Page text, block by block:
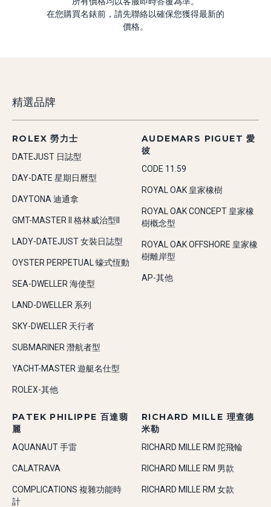
在您購買名錶前，請先聯絡以確保您獲得最新的
價格。
精選品牌
ROLEX 勞力士
DATEJUST 日誌型
DAY-DATE 星期日曆型
DAYTONA 迪通拿
GMT-MASTER II 格林威治型II
LADY-DATEJUST 女裝日誌型
OYSTER PERPETUAL 蠔式恆動
SEA-DWELLER 海使型
LAND-DWELLER 系列
SKY-DWELLER 天行者
SUBMARINER 潛航者型
YACHT-MASTER 遊艇名仕型
ROLEX-其他
AUDEMARS PIGUET 愛
彼
CODE 11.59
ROYAL OAK 皇家橡樹
ROYAL OAK CONCEPT 皇家橡
樹概念型
ROYAL OAK OFFSHORE 皇家橡
樹離岸型
AP-其他
PATEK PHILIPPE 百達翡
麗
AQUANAUT 手雷
CALATRAVA
COMPLICATIONS 複雜功能時
計
RICHARD MILLE 理查德
米勒
RICHARD MILLE RM 陀飛輪
RICHARD MILLE RM 男款
RICHARD MILLE RM 女款